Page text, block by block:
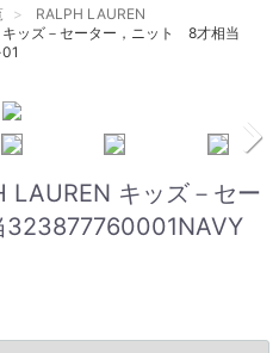
RALPH LAUREN
キッズ－セーター，ニット 8才相当
LAUREN キッズ－セー